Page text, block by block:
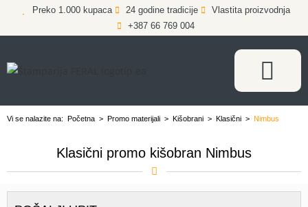
Preko 1.000 kupaca 24 godine tradicije
Vlastita proizvodnja
+387 66 769 004
Vi se nalazite na: Početna > Promo materijali > Kišobrani > Klasični > Nimbus
Klasični promo kišobran Nimbus